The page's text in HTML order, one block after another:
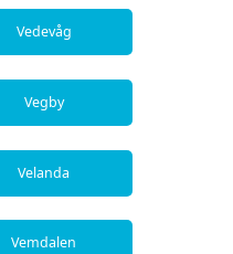
Vedevåg
Vegby
Velanda
Vemdalen